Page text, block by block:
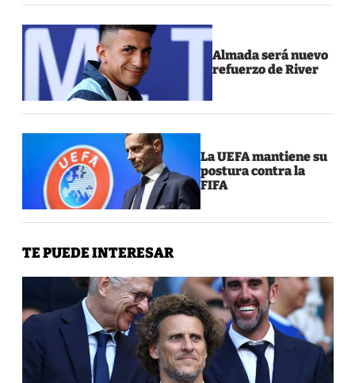
Almada será nuevo
refuerzo de River
La UEFA mantiene su
postura contra la
FIFA
TE PUEDE INTERESAR